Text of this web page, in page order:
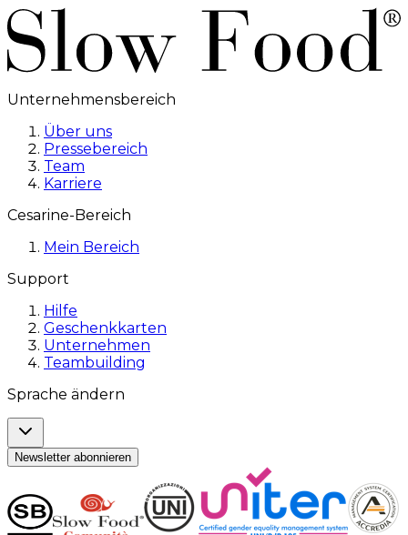
Unternehmensbereich
Über uns
Pressebereich
Team
Karriere
Cesarine-Bereich
Mein Bereich
Support
Hilfe
Geschenkkarten
Unternehmen
Teambuilding
Sprache ändern
Newsletter abonnieren